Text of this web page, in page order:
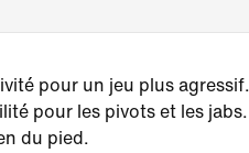
pour un jeu plus agressif.
pour les pivots et les jabs.
du pied.